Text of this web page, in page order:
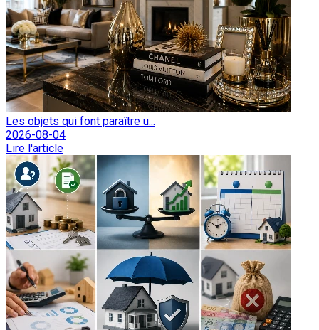
Les objets qui font paraître u...
2026-08-04
Lire l'article